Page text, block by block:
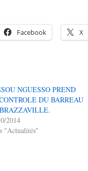
Facebook X
NGUESSO PREND
DU BARREAU
2014
"Actualités"